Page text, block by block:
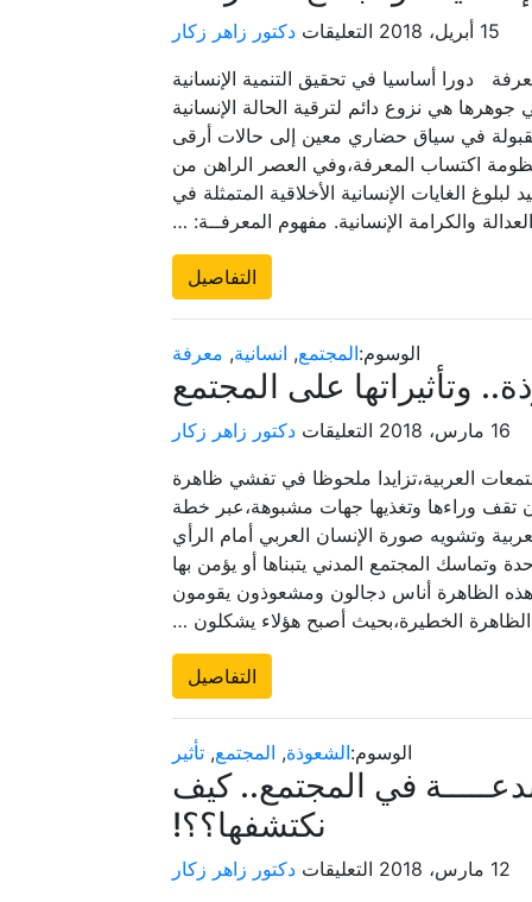
15 أبريل، 2018 التعليقات على
الإنسانيــة
ومجتمع
المعرفــة
مغلقة
دكتور زاهر زكار
دورا أساسيا في تحقيق التنمية الإنسانية
جوهرها هي نزوع دائم لترقية الحالة الإنسانية
في سياق حضاري معين إلى حالات أرقى
اكتساب المعرفة،وفي العصر الراهن من
الغايات الإنسانية الأخلاقية المتمثلة في
والكرامة الإنسانية. مفهوم المعرفــة: …
التفاصيل
الوسوم:المجتمع, انسانية, معرفة
وتأثيراتها على المجتمع
16 مارس، 2018 التعليقات على
الشعوذة..
وتأثيراتها
على
المجتمع
مغلقة
دكتور زاهر زكار
العربية،تزايدا ملحوظا في تفشي ظاهرة
تقف وراءها وتغذيها جهات مشبوهة،عبر خطة
وتشويه صورة الإنسان العربي أمام الرأي
وتماسك المجتمع المدني يتبناها أو يؤمن بها
الظاهرة أناس دجالون ومشعوذون يقومون
الخطيرة،بحيث أصبح هؤلاء يشكلون …
التفاصيل
الوسوم:الشعوذة, المجتمع, تأثير
في المجتمع.. كيف
نكتشفها؟؟!
12 مارس، 2018 التعليقات على
دكتور زاهر زكار